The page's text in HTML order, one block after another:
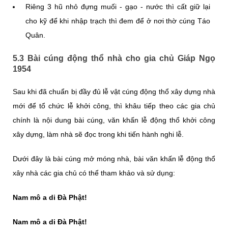
Riêng 3 hũ nhỏ đựng muối - gạo - nước thì cất giữ lại
cho kỹ để khi nhập trạch thì đem để ở nơi thờ cúng Táo
Quân.
5.3 Bài cúng động thổ nhà cho gia chủ Giáp Ngọ
1954
Sau khi đã chuẩn bị đầy đủ lễ vật cúng động thổ xây dựng nhà
mới để tổ chức lễ khởi công, thì khâu tiếp theo các gia chủ
chính là nội dung bài cúng, văn khấn lễ động thổ khởi công
xây dựng, làm nhà sẽ đọc trong khi tiến hành nghi lễ.
Dưới đây là bài cúng mở móng nhà, bài văn khấn lễ động thổ
xây nhà các gia chủ có thể tham khảo và sử dụng:
Nam mô a di Đà Phật!
Nam mô a di Đà Phật!